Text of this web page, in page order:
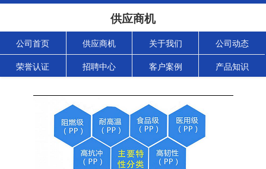
供应商机
公司首页 供应商机 关于我们 公司动态
荣誉认证 招聘中心 客户案例 产品知识